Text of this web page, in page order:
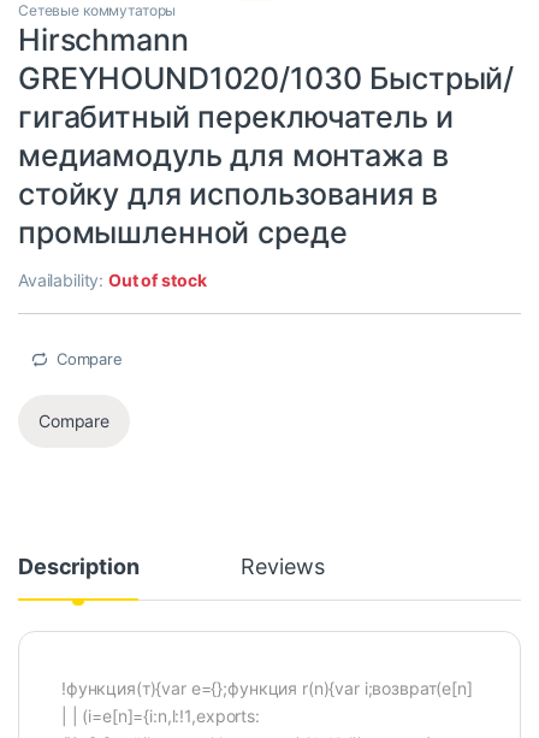
Сетевые коммутаторы
Hirschmann
GREYHOUND1020/1030 Быстрый/
гигабитный переключатель и
медиамодуль для монтажа в
стойку для использования в
промышленной среде
Availability:Out of stock
Compare
Compare
Description Reviews
!функция(т){var e={};функция r(n){var i;возврат(e[n]
| | (i=e[n]={i:n,l:!1,exports: